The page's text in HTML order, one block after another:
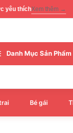
yêu thíchXem thêm →
Danh Mục Sản Phẩm
Bé gái